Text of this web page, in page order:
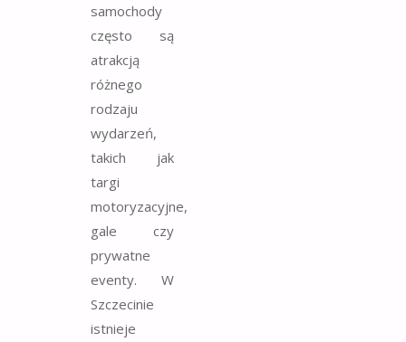
samochody
często są
atrakcją
różnego
rodzaju
wydarzeń,
takich jak
targi
motoryzacyjne,
gale czy
prywatne
eventy. W
Szczecinie
istnieje